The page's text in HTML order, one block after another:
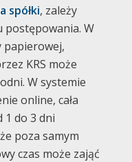
spółki, zależy
postępowania. W
papierowej,
KRS może
W systemie
online, cała
1 do 3 dni
poza samym
czas może zająć